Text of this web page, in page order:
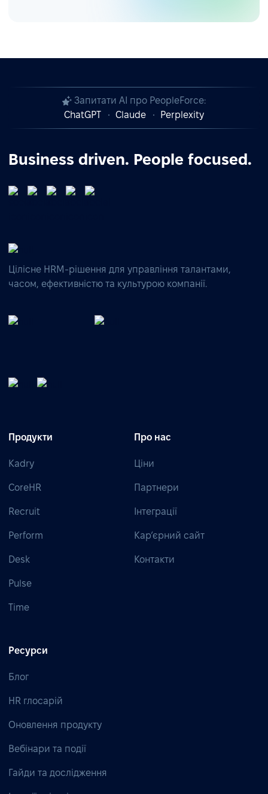
Запитати AI про PeopleForce:
ChatGPT
Claude Perplexity
Business driven. People focused.
Цілісне HRM-рішення для управління талантами,
часом, ефективністю та культурою компанії.
Продукти
Kadry
CoreHR
Recruit
Perform
Desk
Pulse
Time
Про нас
Ціни
Партнери
Інтеграції
Кар’єрний сайт
Контакти
Ресурси
Блог
HR глосарій
Оновлення продукту
Вебінари та події
Гайди та дослідження